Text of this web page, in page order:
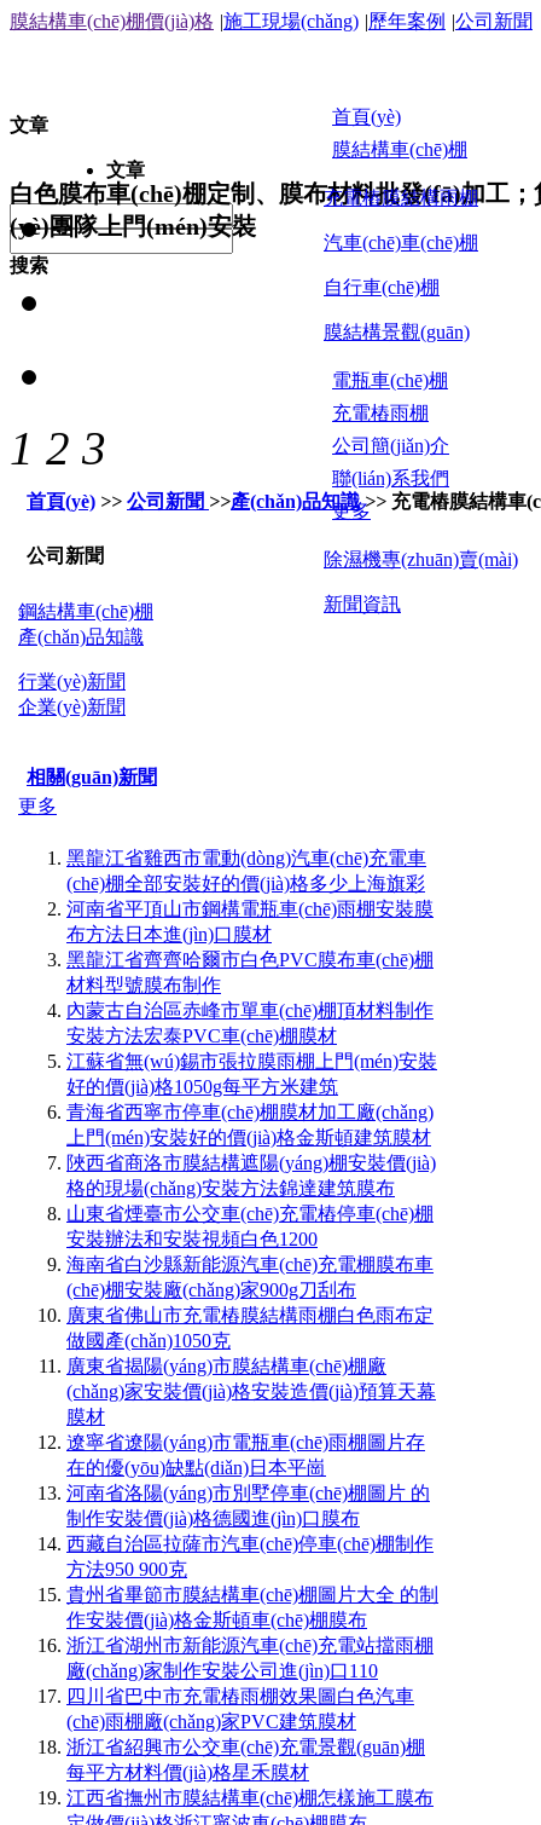
文章
文章
搜索
白色膜布車(chē)棚定制、膜布材料批發(fā)加工
(yè)團隊上門(mén)安裝
首頁(yè)
膜結構車(chē)棚
充電樁膜結構雨棚
汽車(chē)車(chē)棚
自行車(chē)棚
膜結構景觀(guān)
電瓶車(chē)棚
充電樁雨棚
公司簡(jiǎn)介
聯(lián)系我們
更多
除濕機專(zhuān)賣(mài)
新聞資訊
膜結構車(chē)棚價(jià)格 |施工現場(chǎng) |歷年案例 |公司新聞
1 2 3
首頁(yè) >> 公司新聞 >>產(chǎn)品知識 >> 充電樁膜結構車
公司新聞
鋼結構車(chē)棚
產(chǎn)品知識
行業(yè)新聞
企業(yè)新聞
相關(guān)新聞
更多
黑龍江省雞西市電動(dòng)汽車(chē)充電車
(chē)棚全部安裝好的價(jià)格多少上海旗彩
河南省平頂山市鋼構電瓶車(chē)雨棚安裝膜
布方法日本進(jìn)口膜材
黑龍江省齊齊哈爾市白色PVC膜布車(chē)棚
材料型號膜布制作
內蒙古自治區赤峰市單車(chē)棚頂材料制作
安裝方法宏泰PVC車(chē)棚膜材
江蘇省無(wú)錫市張拉膜雨棚上門(mén)安裝
好的價(jià)格1050g每平方米建筑
青海省西寧市停車(chē)棚膜材加工廠(chǎng)
上門(mén)安裝好的價(jià)格金斯頓建筑膜材
陜西省商洛市膜結構遮陽(yáng)棚安裝價(jià)
格的現場(chǎng)安裝方法錦達建筑膜布
山東省煙臺市公交車(chē)充電樁停車(chē)棚
安裝辦法和安裝視頻白色1200
海南省白沙縣新能源汽車(chē)充電棚膜布車
(chē)棚安裝廠(chǎng)家900g刀刮布
廣東省佛山市充電樁膜結構雨棚白色雨布定
做國產(chǎn)1050克
廣東省揭陽(yáng)市膜結構車(chē)棚廠
(chǎng)家安裝價(jià)格安裝造價(jià)預算天幕
膜材
遼寧省遼陽(yáng)市電瓶車(chē)雨棚圖片存
在的優(yōu)缺點(diǎn)日本平崗
河南省洛陽(yáng)市別墅停車(chē)棚圖片 的
制作安裝價(jià)格德國進(jìn)口膜布
西藏自治區拉薩市汽車(chē)停車(chē)棚制作
方法950 900克
貴州省畢節市膜結構車(chē)棚圖片大全 的制
作安裝價(jià)格金斯頓車(chē)棚膜布
浙江省湖州市新能源汽車(chē)充電站擋雨棚
廠(chǎng)家制作安裝公司進(jìn)口110
四川省巴中市充電樁雨棚效果圖白色汽車
(chē)雨棚廠(chǎng)家PVC建筑膜材
浙江省紹興市公交車(chē)充電景觀(guān)棚
每平方材料價(jià)格星禾膜材
江西省撫州市膜結構車(chē)棚怎樣施工膜布